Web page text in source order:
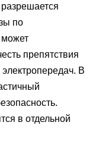
по
может
препятствия
В
в отдельной